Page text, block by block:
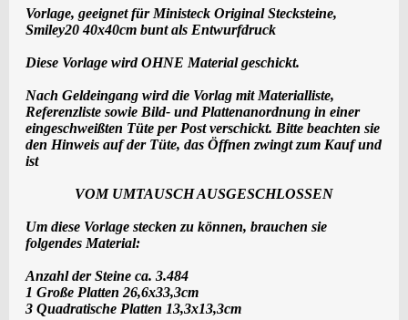
Vorlage, geeignet für Ministeck Original Stecksteine,
Smiley20 40x40cm bunt als Entwurfdruck
Diese Vorlage wird OHNE Material geschickt.
Nach Geldeingang wird die Vorlag mit Materialliste,
Referenzliste sowie Bild- und Plattenanordnung in einer
eingeschweißten Tüte per Post verschickt. Bitte beachten sie
den Hinweis auf der Tüte, das Öffnen zwingt zum Kauf und
ist
VOM UMTAUSCH AUSGESCHLOSSEN
Um diese Vorlage stecken zu können, brauchen sie
folgendes Material:
Anzahl der Steine ca. 3.484
1 Große Platten 26,6x33,3cm
3 Quadratische Platten 13,3x13,3cm